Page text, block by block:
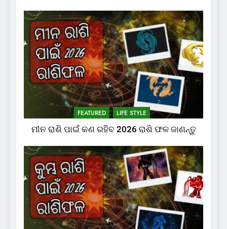
FEATURED LIFE STYLE
ମୀନ ରାଶି ପାଇଁ କଣ ରହିବ 2026 ରାଶି ଫଳ ଜାଣନ୍ତୁ